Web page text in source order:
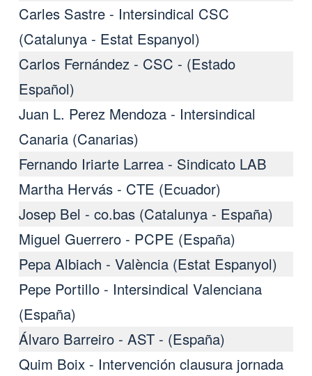
Carles Sastre - Intersindical CSC
(Catalunya - Estat Espanyol)
Carlos Fernández - CSC - (Estado
Español)
Juan L. Perez Mendoza - Intersindical
Canaria (Canarias)
Fernando Iriarte Larrea - Sindicato LAB
Martha Hervás - CTE (Ecuador)
Josep Bel - co.bas (Catalunya - España)
Miguel Guerrero - PCPE (España)
Pepa Albiach - València (Estat Espanyol)
Pepe Portillo - Intersindical Valenciana
(España)
Álvaro Barreiro - AST - (España)
Quim Boix - Intervención clausura jornada